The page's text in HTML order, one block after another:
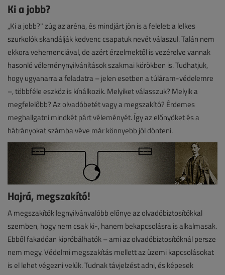
Ki a jobb?
„Ki a jobb?" zúg az aréna, és mindjárt jön is a felelet: a lelkes
szurkolók skandálják kedvenc csapatuk nevét válaszul. Talán nem
ekkora vehemenciával, de azért érzelmektől is vezérelve vannak
hasonló véleménynyilvánítások szakmai körökben is. Tudhatjuk,
hogy ugyanarra a feladatra – jelen esetben a túláram-védelemre
–, többféle eszköz is kínálkozik. Melyiket válasszuk? Melyik a
megfelelőbb? Az olvadóbetét vagy a megszakító? Érdemes
meghallgatni mindkét párt véleményét. Így az előnyöket és a
hátrányokat számba véve már könnyebb jól dönteni.
Hajrá, megszakító!
A megszakítók legnyilvánvalóbb előnye az olvadóbiztosítókkal
szemben, hogy nem csak ki-, hanem bekapcsolásra is alkalmasak.
Ebből fakadóan kipróbálhatók – ami az olvadóbiztosítóknál persze
nem megy. Védelmi megszakítás mellett az üzemi kapcsolásokat
is el lehet végezni velük. Tudnak távjelzést adni, és képesek